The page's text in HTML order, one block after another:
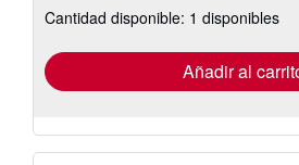
las
tarifas
envío
Cantidad disponible: 1 disponibles
Añadir al